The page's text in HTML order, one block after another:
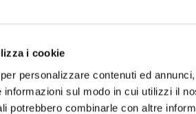
i cookie
personalizzare contenuti ed
informazioni sul modo in cui utilizzi il
potrebbero combinarle con altre